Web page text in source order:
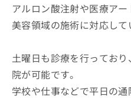
アルロン酸注射や医療ア
美容領域の施術に対応して
土曜日も診療を行ってお
院が可能です。
学校や仕事などで平日の